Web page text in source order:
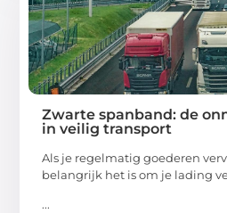
Zwarte spanband: de
in veilig transport
Als je regelmatig goederen
belangrijk het is om je lading
...